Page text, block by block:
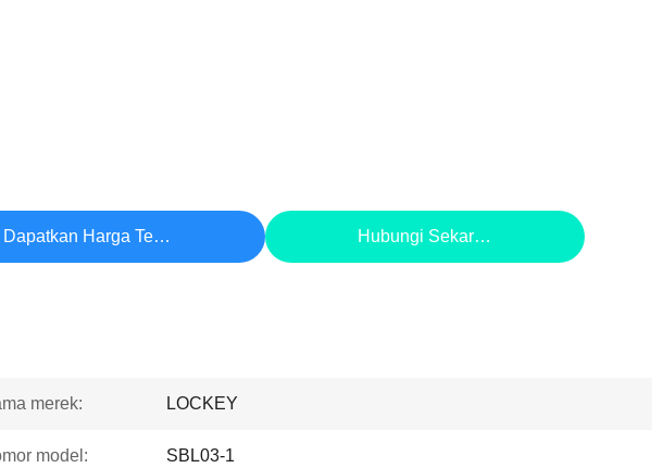
Dapatkan Harga Terbaik Hubungi Sekarang
merek: LOCKEY
model: SBL03-1